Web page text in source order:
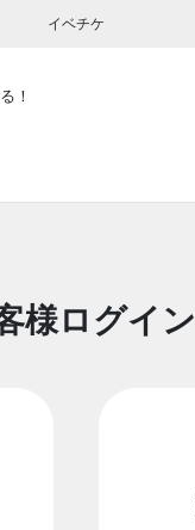
イベチケ
！
様ログイン